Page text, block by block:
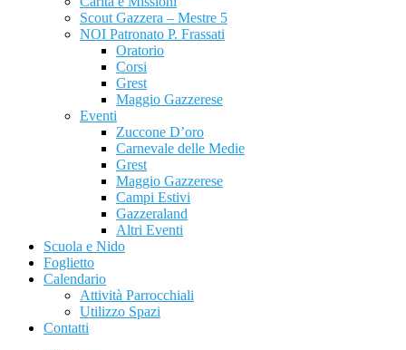
Scout Gazzera – Mestre 5
NOI Patronato P. Frassati
Oratorio
Corsi
Grest
Maggio Gazzerese
Eventi
Zuccone D’oro
Carnevale delle Medie
Grest
Maggio Gazzerese
Campi Estivi
Gazzeraland
Altri Eventi
Scuola e Nido
Foglietto
Calendario
Attività Parrocchiali
Utilizzo Spazi
Contatti